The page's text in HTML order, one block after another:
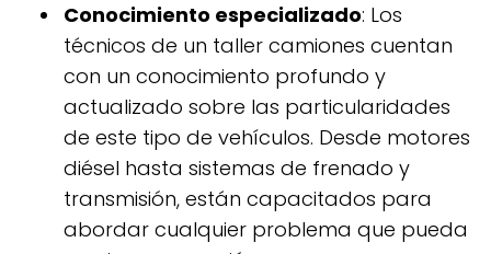
Conocimiento especializado: Los
técnicos de un taller camiones cuentan
con un conocimiento profundo y
actualizado sobre las particularidades
de este tipo de vehículos. Desde motores
diésel hasta sistemas de frenado y
transmisión, están capacitados para
abordar cualquier problema que pueda